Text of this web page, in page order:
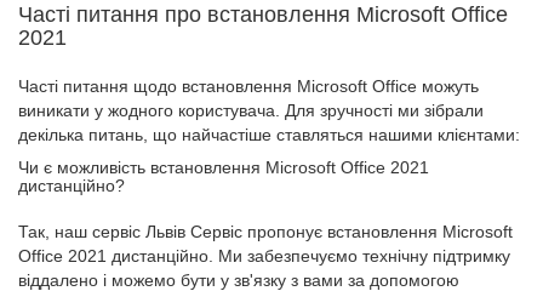
Часті питання про встановлення Microsoft Office
2021
Часті питання щодо встановлення Microsoft Office можуть
виникати у жодного користувача. Для зручності ми зібрали
декілька питань, що найчастіше ставляться нашими клієнтами:
Чи є можливість встановлення Microsoft Office 2021
дистанційно?
Так, наш сервіс Львів Сервіс пропонує встановлення Microsoft
Office 2021 дистанційно. Ми забезпечуємо технічну підтримку
віддалено і можемо бути у зв'язку з вами за допомогою